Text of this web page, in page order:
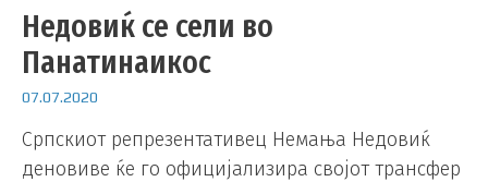
Недовиќ се сели во
Панатинаикос
07.07.2020
Српскиот репрезентативец Немања Недовиќ
деновиве ќе го официјализира својот трансфер